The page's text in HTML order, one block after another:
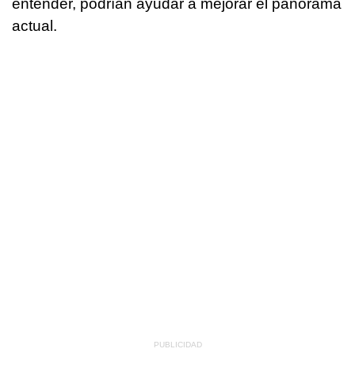
entender, podrían ayudar a mejorar el panorama
actual.